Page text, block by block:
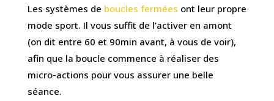
Les systèmes de boucles fermées ont leur propre
mode sport. Il vous suffit de l’activer en amont
(on dit entre 60 et 90min avant, à vous de voir),
afin que la boucle commence à réaliser des
micro-actions pour vous assurer une belle
séance.